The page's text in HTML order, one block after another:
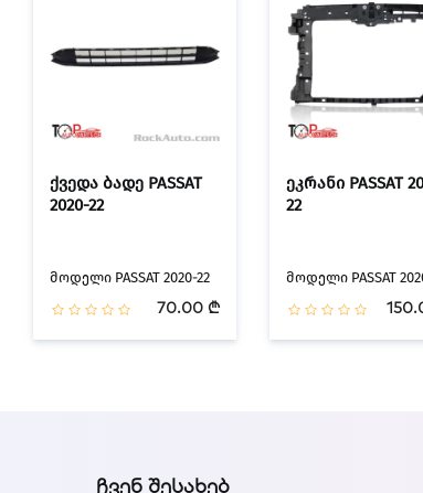
ქვედა ბადე PASSAT
2020-22
მოდელი PASSAT 2020-22
70.00 ₾
ეკრანი PASSAT
22
მოდელი PASSAT
ᲩᲕᲔᲜ ᲨᲔᲡᲐᲮᲔᲑ